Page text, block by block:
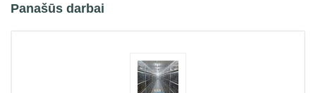
Panašūs darbai